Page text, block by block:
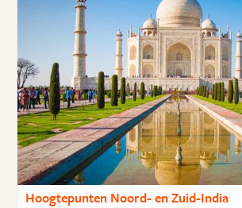
Hoogtepunten Noord- en Zuid-India